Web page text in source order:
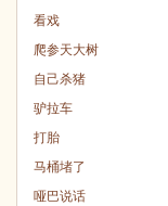
看戏
爬参天大树
自己杀猪
驴拉车
打胎
马桶堵了
哑巴说话